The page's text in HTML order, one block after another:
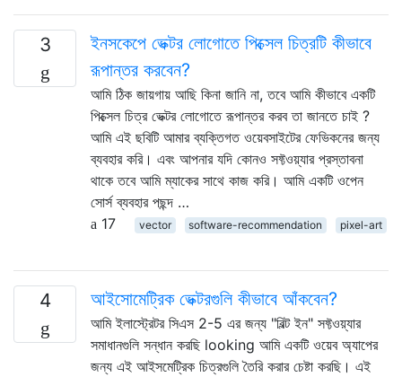
3
ইনসকেপে ভেক্টর লোগোতে পিক্সেল চিত্রটি কীভাবে
রূপান্তর করবেন?
আমি ঠিক জায়গায় আছি কিনা জানি না, তবে আমি কীভাবে একটি
পিক্সেল চিত্র ভেক্টর লোগোতে রূপান্তর করব তা জানতে চাই ?
আমি এই ছবিটি আমার ব্যক্তিগত ওয়েবসাইটের ফেভিকনের জন্য
ব্যবহার করি। এবং আপনার যদি কোনও সফ্টওয়্যার প্রস্তাবনা
থাকে তবে আমি ম্যাকের সাথে কাজ করি। আমি একটি ওপেন
সোর্স ব্যবহার পছন্দ …
17
vector software-recommendation pixel-art
4 আইসোমেট্রিক ভেক্টরগুলি কীভাবে আঁকবেন?
আমি ইলাস্ট্রেটর সিএস 2-5 এর জন্য "বিল্ট ইন" সফ্টওয়্যার
সমাধানগুলি সন্ধান করছি looking আমি একটি ওয়েব অ্যাপের
জন্য এই আইসমেট্রিক চিত্রগুলি তৈরি করার চেষ্টা করছি। এই